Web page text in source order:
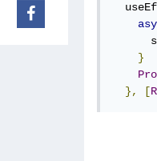
}
},
[